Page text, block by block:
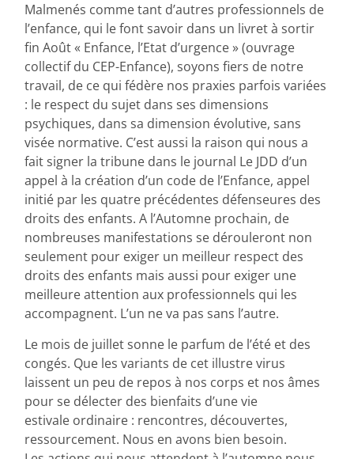
Malmenés comme tant d’autres professionnels de
l’enfance, qui le font savoir dans un livret à sortir
fin Août « Enfance, l’Etat d’urgence » (ouvrage
collectif du CEP-Enfance), soyons fiers de notre
travail, de ce qui fédère nos praxies parfois variées
: le respect du sujet dans ses dimensions
psychiques, dans sa dimension évolutive, sans
visée normative. C’est aussi la raison qui nous a
fait signer la tribune dans le journal Le JDD d’un
appel à la création d’un code de l’Enfance, appel
initié par les quatre précédentes défenseures des
droits des enfants. A l’Automne prochain, de
nombreuses manifestations se dérouleront non
seulement pour exiger un meilleur respect des
droits des enfants mais aussi pour exiger une
meilleure attention aux professionnels qui les
accompagnent. L’un ne va pas sans l’autre.
Le mois de juillet sonne le parfum de l’été et des
congés. Que les variants de cet illustre virus
laissent un peu de repos à nos corps et nos âmes
pour se délecter des bienfaits d’une vie
estivale ordinaire : rencontres, découvertes,
ressourcement. Nous en avons bien besoin.